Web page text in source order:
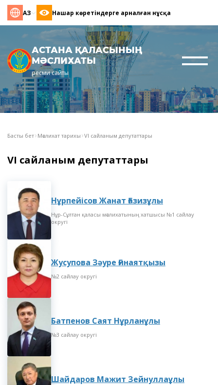
ҚАЗ Нашар көретіндерге арналған нұсқа
АСТАНА ҚАЛАСЫНЫҢ
МӘСЛИХАТЫ
ресми сайты
Басты бет Мәслихат тарихы VI сайланым депутаттары
VI сайланым депутаттары
Нұрпейісов Жанат Ғазизұлы
Нұр-Сұлтан қаласы мәслихатының хатшысы №1 сайлау
округі
Жусупова Зәуре Ғинаятқызы
№2 сайлау округі
Батпенов Саят Нұрланұлы
№3 сайлау округі
Шайдаров Мажит Зейнуллаұлы